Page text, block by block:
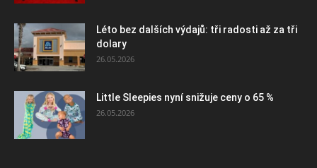
Léto bez dalších výdajů: tři radosti až za tři
dolary
26.05.2026
Little Sleepies nyní snižuje ceny o 65 %
26.05.2026